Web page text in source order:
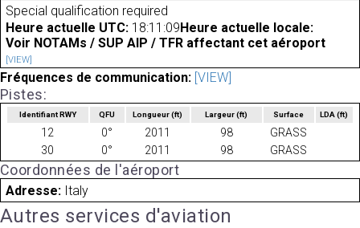
Special qualification required
Heure actuelle UTC: 18:11:09 Heure actuelle locale:
Voir NOTAMs / SUP AIP / TFR affectant cet aéroport
[VIEW]
Fréquences de communication: [VIEW]
Pistes:
Identifiant RWY QFU Longueur(ft) Largeur(ft) Surface LDA(ft)
12 0° 2011 98
GRASS
30
0° 2011 98 GRASS
Coordonnées de l'aéroport
Adresse: Italy
Autres services d'aviation